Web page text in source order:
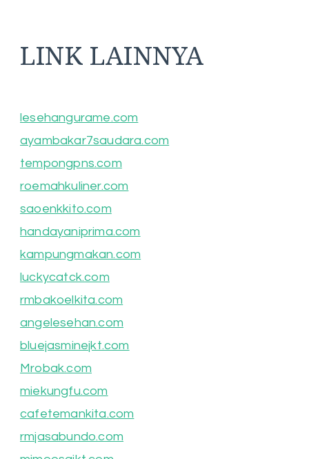
LINK LAINNYA
lesehangurame.com
ayambakar7saudara.com
tempongpns.com
roemahkuliner.com
saoenkkito.com
handayaniprima.com
kampungmakan.com
luckycatck.com
rmbakoelkita.com
angelesehan.com
bluejasminejkt.com
Mrobak.com
miekungfu.com
cafetemankita.com
rmjasabundo.com